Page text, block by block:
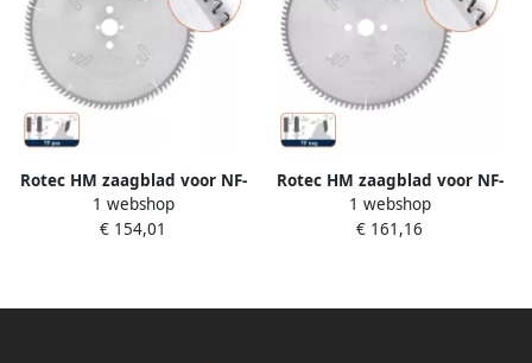
Rotec HM zaagblad voor NF-
metalen ø350x3 3x40mm
Z=84 TF pos 5550065
1 webshop
€ 154,01
Rotec HM zaagblad voor NF-
metalen ø350x3 3x30mm
Z=96 TF neg 5552135
1 webshop
€ 161,16